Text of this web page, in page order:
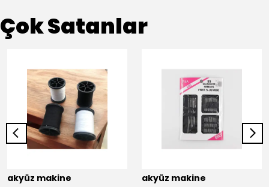
Çok Satanlar
akyüz makine akyüz makine